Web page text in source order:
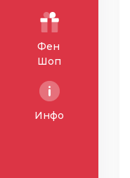
Фен
Шоп
Инфо